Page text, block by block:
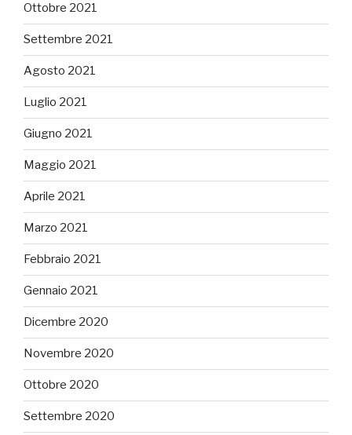
Ottobre 2021
Settembre 2021
Agosto 2021
Luglio 2021
Giugno 2021
Maggio 2021
Aprile 2021
Marzo 2021
Febbraio 2021
Gennaio 2021
Dicembre 2020
Novembre 2020
Ottobre 2020
Settembre 2020